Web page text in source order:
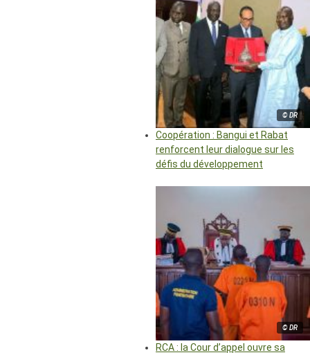
© DR
Coopération : Bangui et Rabat
renforcent leur dialogue sur les
défis du développement
© DR
RCA : la Cour d’appel ouvre sa